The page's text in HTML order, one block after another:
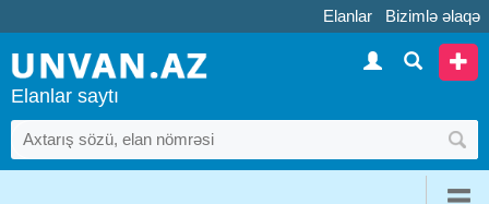
Elanlar Bizimlə əlaqə
Elanlar saytı